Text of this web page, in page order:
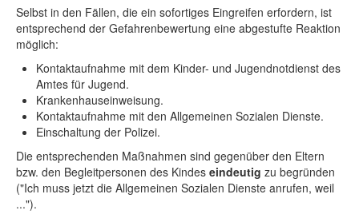
Selbst in den Fällen, die ein sofortiges Eingreifen erfordern, ist
entsprechend der Gefahrenbewertung eine abgestufte Reaktion
möglich:
Kontaktaufnahme mit dem Kinder- und Jugendnotdienst des
Amtes für Jugend.
Krankenhauseinweisung.
Kontaktaufnahme mit den Allgemeinen Sozialen Dienste.
Einschaltung der Polizei.
Die entsprechenden Maßnahmen sind gegenüber den Eltern
bzw. den Begleitpersonen des Kindes eindeutig zu begründen
("Ich muss jetzt die Allgemeinen Sozialen Dienste anrufen, weil
...").